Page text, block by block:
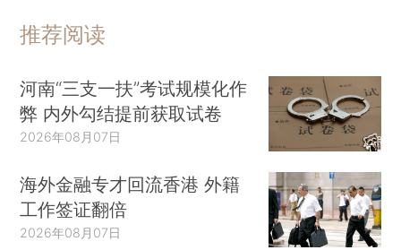
推荐阅读
河南“三支一扶”考试规模化作
弊 内外勾结提前获取试卷
2026年08月07日
海外金融专才回流香港 外籍
工作签证翻倍
2026年08月07日